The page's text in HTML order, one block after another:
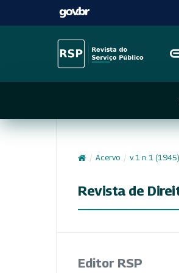
/ Acervo / v. 1 n. 1 (1945)
Revista de
Editor RSP